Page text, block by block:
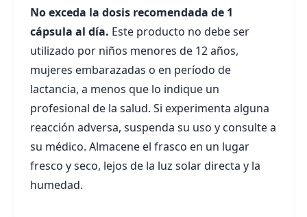
No exceda la dosis recomendada de 1
cápsula al día. Este producto no debe ser
utilizado por niños menores de 12 años,
mujeres embarazadas o en período de
lactancia, a menos que lo indique un
profesional de la salud. Si experimenta alguna
reacción adversa, suspenda su uso y consulte a
su médico. Almacene el frasco en un lugar
fresco y seco, lejos de la luz solar directa y la
humedad.